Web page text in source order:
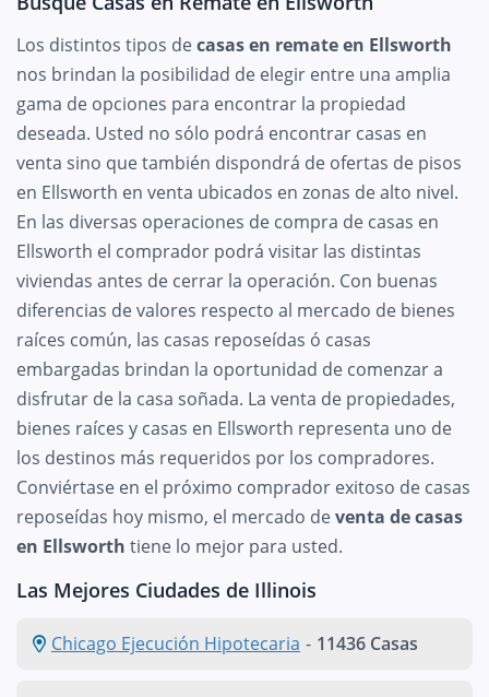
Los distintos tipos decasas en remate en Ellsworth
nos brindan la posibilidad de elegir entre una amplia
gama de opciones para encontrar la propiedad
deseada. Usted no sólo podrá encontrar casas en
venta sino que también dispondrá de ofertas de pisos
en Ellsworth en venta ubicados en zonas de alto nivel.
En las diversas operaciones de compra de casas en
Ellsworth el comprador podrá visitar las distintas
viviendas antes de cerrar la operación. Con buenas
diferencias de valores respecto al mercado de bienes
raíces común, las casas reposeídas ó casas
embargadas brindan la oportunidad de comenzar a
disfrutar de la casa soñada. La venta de propiedades,
bienes raíces y casas en Ellsworth representa uno de
los destinos más requeridos por los compradores.
Conviértase en el próximo comprador exitoso de casas
reposeídas hoy mismo, el mercado deventa de casas
en Ellsworth tiene lo mejor para usted.
Las Mejores Ciudades de Illinois
Chicago Ejecución Hipotecaria - 11436 Casas